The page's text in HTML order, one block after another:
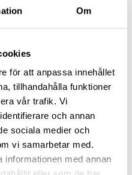
Om
för att anpassa innehållet
tillhandahålla funktioner
vår trafik. Vi
och annan
sociala medier och
vi samarbetar med.
informationen med annan
Samorganisations
graderad. Det
belopp sjunker: